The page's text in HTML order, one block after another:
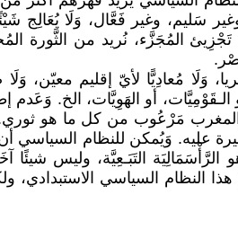
سَليم، وغير فَعَّال، وَلَا يُعَالِج
المُجَزَّء، نُريد من الثَّورة
مُعادِيًّا لأيّ إقليم معيّن،
أو الـقَوْمِيَّات، أو الهَوِيَّات،
المغرب مَرْعُوب من كل ما هو
عليه. وَيُمكن للنظام
التَبَـعِيَّة، وليس شيئًا
النظام السياسي الاستبدادي،